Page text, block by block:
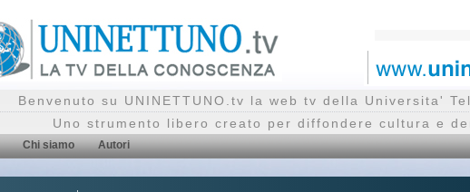
Benvenuto su UNINETTUNO.tv la web tv della Universita'
Uno strumento libero creato per diffondere cultura e
Chi siamo Autori